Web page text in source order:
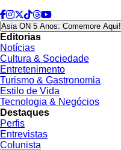
Asia ON 5 Anos: Comemore Aqui!
Editorias
Notícias
Cultura & Sociedade
Entretenimento
Turismo & Gastronomia
Estilo de Vida
Tecnologia & Negócios
Destaques
Perfis
Entrevistas
Colunista